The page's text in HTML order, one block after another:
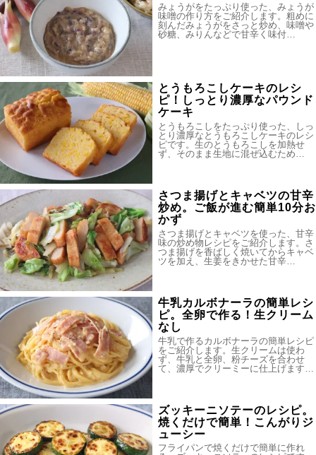
みょうがをたっぷり使った、みょうが
味噌の作り方をご紹介します。粗めに
刻んだみょうがをさっと炒め、味噌や
砂糖、みりんなどで甘辛く味付…
とうもろこしケーキのレシ
ピ！しっとり濃厚なパウンド
ケーキ
とうもろこしをたっぷり使った、しっ
とり濃厚なとうもろこしケーキのレシ
ピです。生のとうもろこしを加熱せ
ず、そのまま生地に混ぜ込むため…
さつま揚げとキャベツの甘辛
炒め。ご飯が進む簡単10分お
かず
さつま揚げとキャベツを使った、甘辛
味の炒め物レシピをご紹介します。さ
つま揚げを香ばしく焼いてからキャベ
ツを加え、生姜をきかせた甘辛…
牛乳カルボナーラの簡単レシ
ピ。全卵で作る！生クリーム
なし
牛乳で作るカルボナーラの簡単レシピ
をご紹介します。生クリームは使わ
ず、牛乳と全卵、粉チーズを合わせ
て、濃厚でクリーミーに仕上げます…
ズッキーニソテーのレシピ。
焼くだけで簡単！こんがりジ
ューシー
フライパンで焼くだけで簡単に作れ